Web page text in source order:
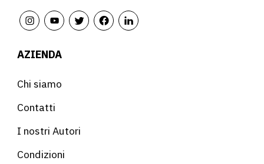
AZIENDA
Chi siamo
Contatti
I nostri Autori
Condizioni